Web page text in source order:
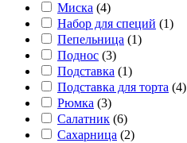
Миска (4)
Набор для специй (1)
Пепельница (1)
Поднос (3)
Подставка (1)
Подставка для торта (4)
Рюмка (3)
Салатник (6)
Сахарница (2)